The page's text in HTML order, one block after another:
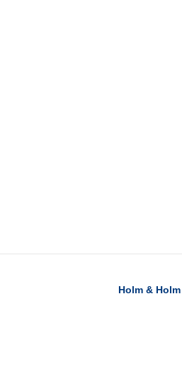
Holm & Holm